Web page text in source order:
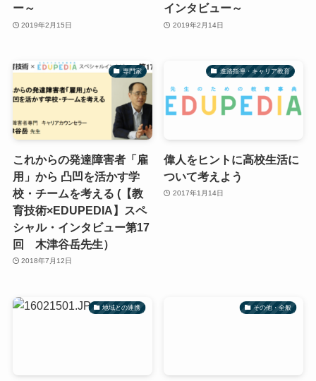
ー～
2019年2月15日
インタビュー～
2019年2月14日
専門家
これからの発達障害者「雇
用」から 凸凹を活かす学
校・チームを考える (【教
育技術×EDUPEDIA】スペ
シャル・インタビュー第17
回 木津谷岳先生）
2018年7月12日
進路指導・キャリア教育
偉人をヒントに高校生活に
ついて考えよう
2017年1月14日
地域との連携 その他・全般